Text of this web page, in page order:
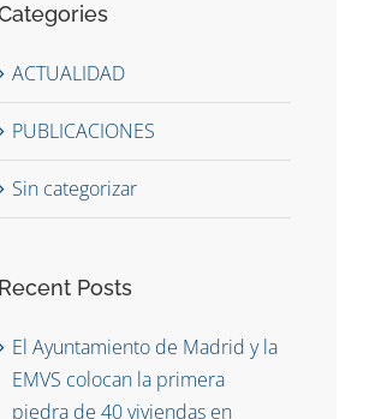
del Hormigón.
Política
ACTUALIDAD
PUBLICACIONES
Sin categorizar
Recent Posts
El Ayuntamiento de Madrid y la
EMVS colocan la primera
piedra de 40 viviendas en